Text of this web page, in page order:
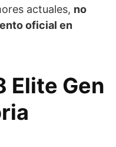
actuales, no
oficial en
Elite Gen